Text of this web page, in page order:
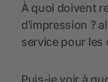
À quoi doivent
d’impression ?
service pour les